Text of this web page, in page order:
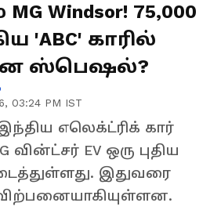
Windsor! 75,000
'ABC' காரில்
ஸ்பெஷல்?
03:24 PM IST
இந்திய எலெக்ட்ரிக் கார்
வின்ட்சர் EV ஒரு புதிய
இதுவரை
விற்பனையாகியுள்ளன.